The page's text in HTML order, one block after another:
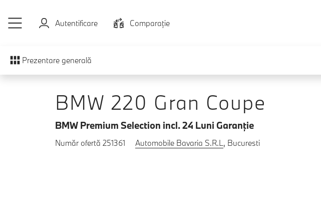
Autentificare
Comparaţie
Prezentare generală
BMW 220 Gran Coupe
BMW Premium Selection incl. 24 Luni Garanţie
Număr ofertă 251361 Automobile Bavaria S.R.L, Bucuresti